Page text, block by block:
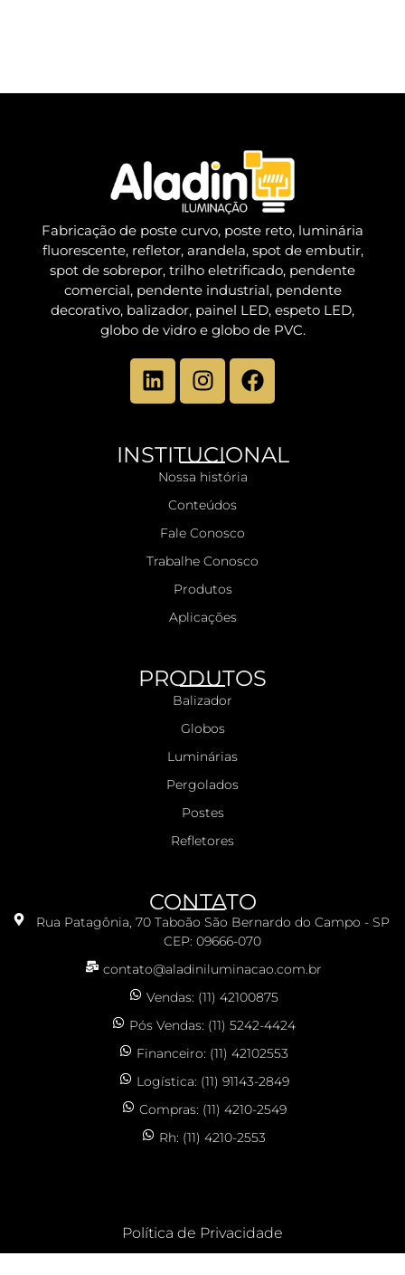
Fabricação de poste curvo, poste reto, luminária
fluorescente, refletor, arandela, spot de embutir,
spot de sobrepor, trilho eletrificado, pendente
comercial, pendente industrial, pendente
decorativo, balizador, painel LED, espeto LED,
globo de vidro e globo de PVC.
INSTITUCIONAL
Nossa história
Conteúdos
Fale Conosco
Trabalhe Conosco
Produtos
Aplicações
PRODUTOS
Balizador
Globos
Luminárias
Pergolados
Postes
Refletores
CONTATO
Rua Patagônia, 70 Taboão São Bernardo do Campo - SP
CEP: 09666-070
contato@aladiniluminacao.com.br
Vendas: (11) 42100875
Pós Vendas: (11) 5242-4424
Financeiro: (11) 42102553
Logística: (11) 91143-2849
Compras: (11) 4210-2549
Rh: (11) 4210-2553
Política de Privacidade